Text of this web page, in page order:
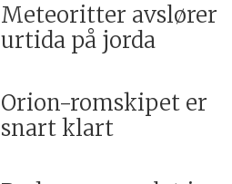
Meteoritter avslører
urtida på jorda
Orion-romskipet er
snart klart